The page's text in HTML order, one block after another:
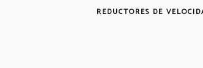
REDUCTORES DE